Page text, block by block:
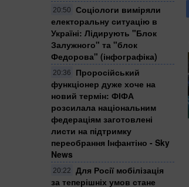
20:50
Соціологи виміряли
електоральну ситуацію в
Україні: ​Лідирують "Блок
Залужного" та "блок
Федорова" (інфографіка)
20:36
Проросійський
функціонер дуже хоче на
новий термін: ФІФА
розсилала національним
федераціям заготовлені
листи на підтримку
переобрання Інфантіно - Sky
News
20:22
Для Росії мобілізація
за теперішніх умов стане